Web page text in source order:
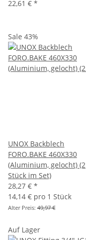
22,61 € *
Sale 43%
UNOX Backblech
FORO.BAKE 460X330
(Aluminium, gelocht) (2
Stück im Set)
28,27 € *
14,14 € pro 1 Stück
Alter Preis: 49,97 €
Auf Lager